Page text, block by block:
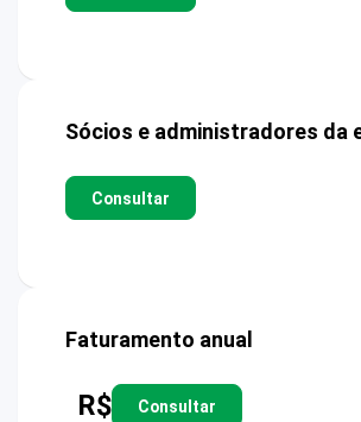
Sócios e administradores da
Consultar
Faturamento anual
R$ Consultar